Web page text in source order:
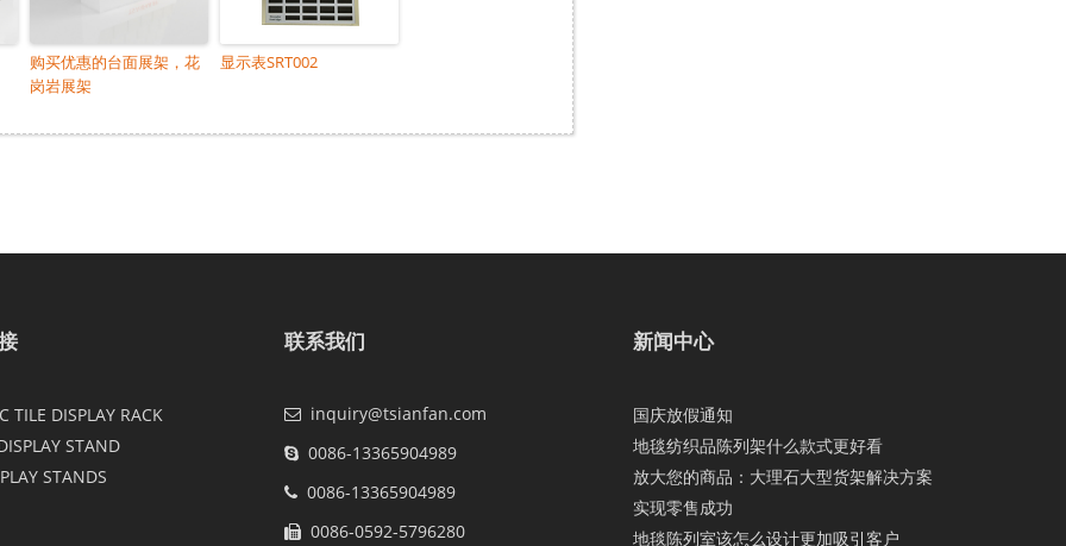
购买优惠的台面展架，花
岗岩展架
显示表SRT002
TILE DISPLAY RACK
STAND
STANDS
联系我们
inquiry@tsianfan.com
0086-13365904989
0086-13365904989
0086-0592-5796280
新闻中心
国庆放假通知
地毯纺织品陈列架什么款式更好看
放大您的商品：大理石大型货架解决方案
实现零售成功
地毯陈列室该怎么设计更加吸引客户